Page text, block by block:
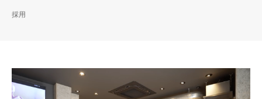
採用